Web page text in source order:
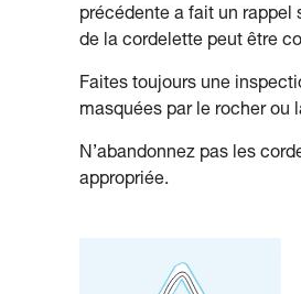
précédente a fait un rappel
de la cordelette peut être
Faites toujours une
masquées par le rocher ou
N’abandonnez pas les
appropriée.